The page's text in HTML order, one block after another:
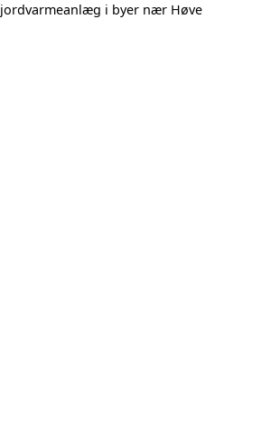
jordvarmeanlæg i byer nær Høve